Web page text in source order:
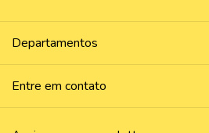
Departamentos
Entre em contato